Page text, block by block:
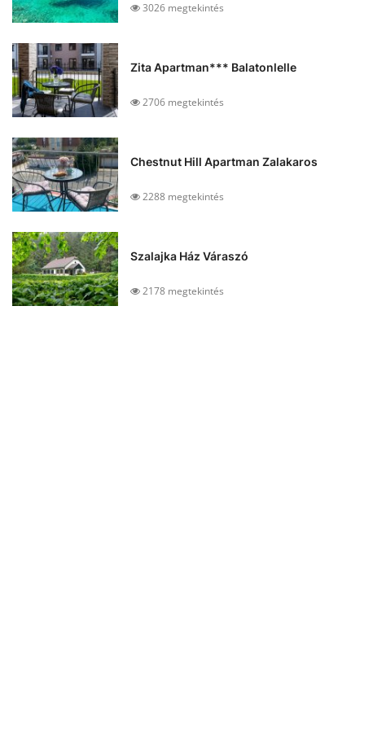
3026 megtekintés
Zita Apartman*** Balatonlelle
2706 megtekintés
Chestnut Hill Apartman Zalakaros
2288 megtekintés
Szalajka Ház Váraszó
2178 megtekintés